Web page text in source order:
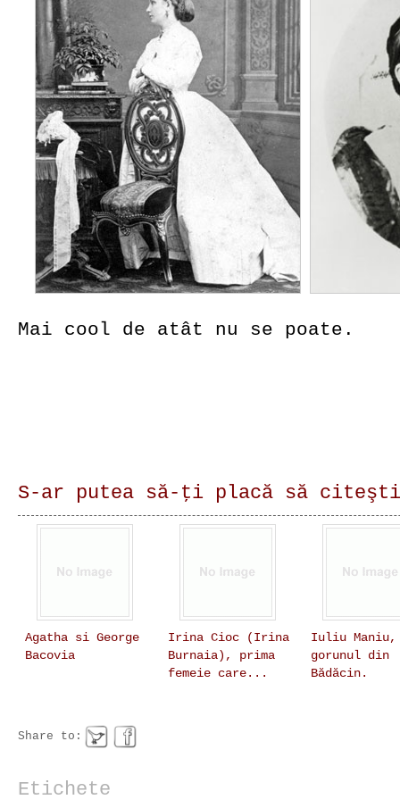
Mai cool de atât nu se poate.
S-ar putea să-ţi placă să
Agatha si George
Bacovia
Irina Cioc (Irina
Burnaia), prima
femeie care...
Iuliu Maniu,
gorunul din
Bădăcin.
Share to:
Etichete